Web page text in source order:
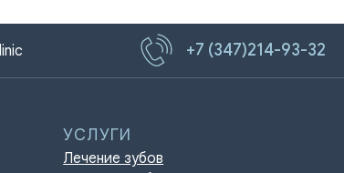
+7 (347)214-93-32
УСЛУГИ
Протезирование | Имплантация
Брекеты | Элайнеры
О